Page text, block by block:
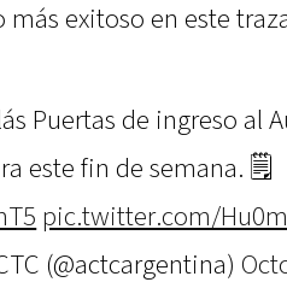
exitoso en este
Puertas de ingreso al
este fin de semana. 🗒️
pic.twitter.com/
(@actcargentina)